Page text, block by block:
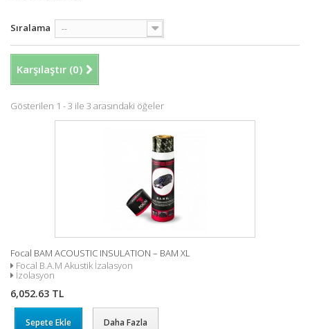
Sıralama --
Karşılaştır (0)
Gösterilen 1 - 3 ile 3 arasındaki öğeler
Focal BAM ACOUSTIC INSULATION – BAM XL
Focal B.A.M Akustik İzalasyon
İzolasyon
6,052.63 TL
Sepete Ekle Daha Fazla